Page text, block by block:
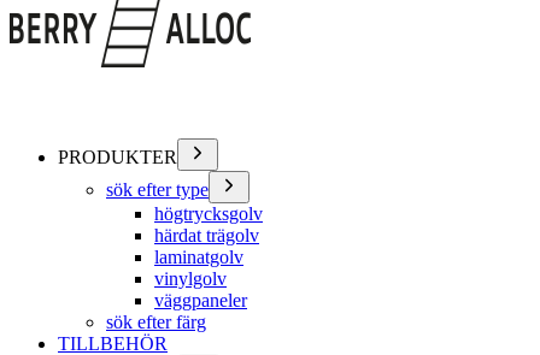
PRODUKTER
sök efter type
högtrycksgolv
härdat trägolv
laminatgolv
vinylgolv
väggpaneler
sök efter färg
TILLBEHÖR